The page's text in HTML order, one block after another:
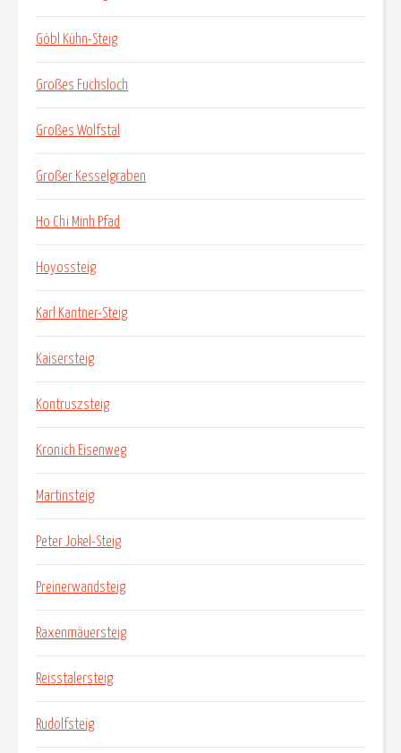
Göbl Kühn-Steig
Großes Fuchsloch
Großes Wolfstal
Großer Kesselgraben
Ho Chi Minh Pfad
Hoyossteig
Karl Kantner-Steig
Kaisersteig
Kontruszsteig
Kronich Eisenweg
Martinsteig
Peter Jokel-Steig
Preinerwandsteig
Raxenmäuersteig
Reisstalersteig
Rudolfsteig